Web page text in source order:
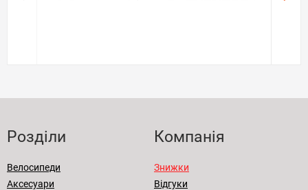
Розділи
Велосипеди
Аксесуари
Компанія
Знижки
Відгуки